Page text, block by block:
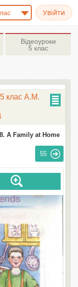
Відеоуроки
5 клас
5 клас А.М.
A Family at Home
55